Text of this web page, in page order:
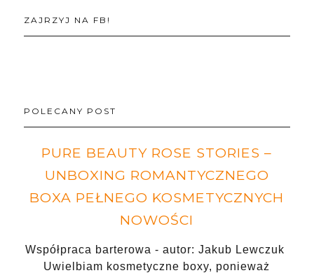
ZAJRZYJ NA FB!
POLECANY POST
PURE BEAUTY ROSE STORIES –
UNBOXING ROMANTYCZNEGO
BOXA PEŁNEGO KOSMETYCZNYCH
NOWOŚCI
Współpraca barterowa - autor: Jakub Lewczuk
Uwielbiam kosmetyczne boxy, ponieważ